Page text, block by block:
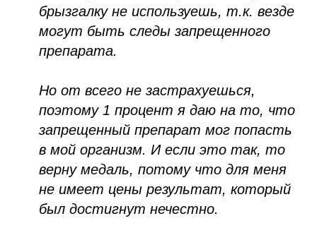
брызгалку не используешь, т.к. везде
могут быть следы запрещенного
препарата.
Но от всего не застрахуешься,
поэтому 1 процент я даю на то, что
запрещенный препарат мог попасть
в мой организм. И если это так, то
верну медаль, потому что для меня
не имеет цены результат, который
был достигнут нечестно.